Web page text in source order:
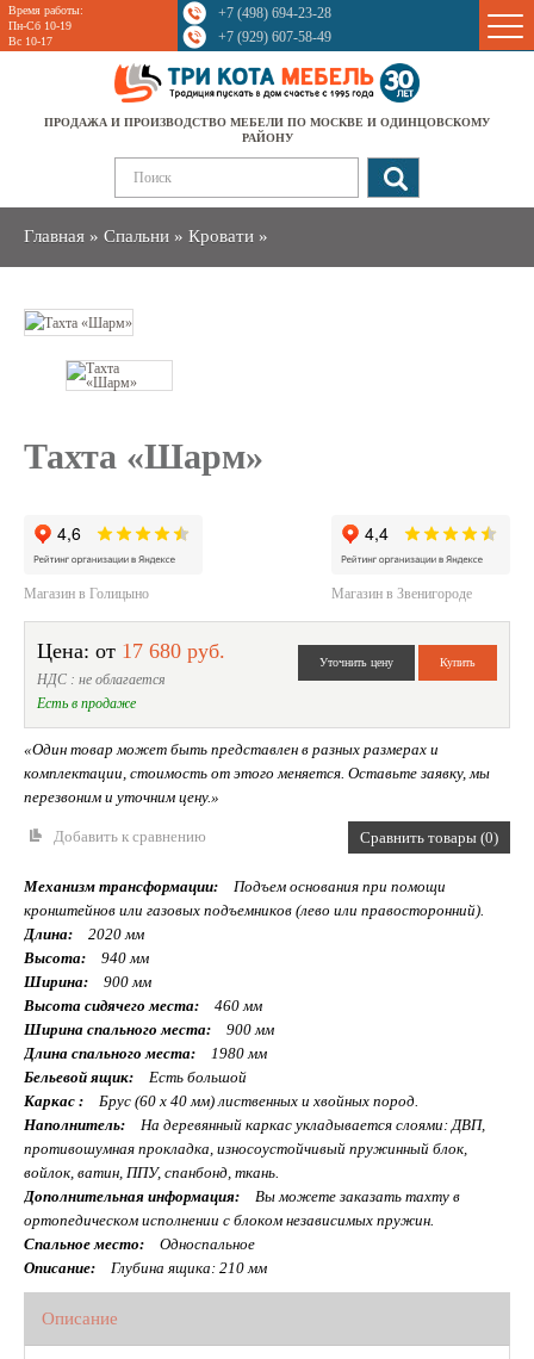
Время работы:
Пн-Сб 10-19
Вс 10-17
+7 (498) 694-23-28
+7 (929) 607-58-49
ПРОДАЖА И ПРОИЗВОДСТВО МЕБЕЛИ ПО МОСКВЕ И ОДИНЦОВСКОМУ
РАЙОНУ
Главная » Спальни » Кровати »
Sale
Тахта «Шарм»
Магазин в Голицыно Магазин в Звенигороде
Цена: от 17 680 руб.
НДС : не облагается
Есть в продаже
«Один товар может быть представлен в разных размерах и
комплектации, стоимость от этого меняется. Оставьте заявку, мы
перезвоним и уточним цену.»
Добавить к сравнению Сравнить товары (0)
Механизм трансформации:
Подъем основания при помощи
кронштейнов или газовых подъемников (лево или правосторонний).
Длина:
2020 мм
Высота:
940 мм
Ширина:
900 мм
Высота сидячего места:
460 мм
Ширина спального места:
900 мм
Длина спального места:
1980 мм
Бельевой ящик:
Есть большой
Каркас :
Брус (60 x 40 мм) лиственных и хвойных пород.
Наполнитель:
На деревянный каркас укладывается слоями: ДВП,
противошумная прокладка, износоустойчивый пружинный блок,
войлок, ватин, ППУ, спанбонд, ткань.
Дополнительная информация:
Вы можете заказать тахту в
ортопедическом исполнении с блоком независимых пружин.
Спальное место:
Односпальное
Описание:
Глубина ящика: 210 мм
Описание